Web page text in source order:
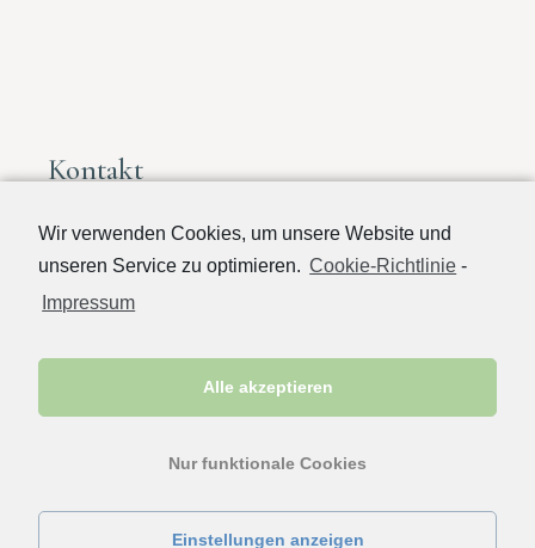
Wir verwenden Cookies, um unsere Website und
unseren Service zu optimieren. Cookie-Richtlinie -
Impressum
Alle akzeptieren
Nur funktionale Cookies
Einstellungen anzeigen
Kontakt
Martinstraße 9
97209 Veitshöchheim
(die e-Mail ist nicht für Terminabsagen gedacht, diese
bitte telefonisch mitteilen)